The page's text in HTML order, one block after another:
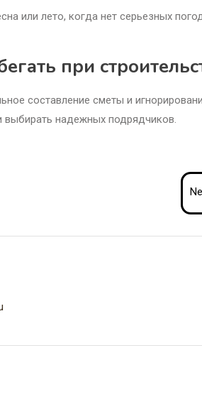
или лето, когда нет серьезных
при
составление сметы и
выбирать надежных подрядчиков.